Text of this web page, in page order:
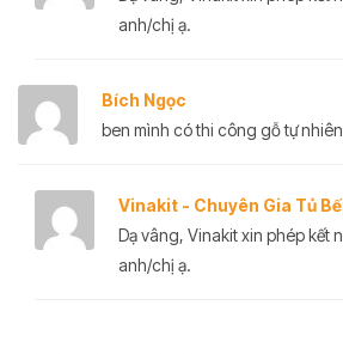
anh/chị ạ.
Bích Ngọc
ben mình có thi công gỗ tự
Vinakit - Chuyên Gia Tủ
Dạ vâng, Vinakit xin phép kết
anh/chị ạ.